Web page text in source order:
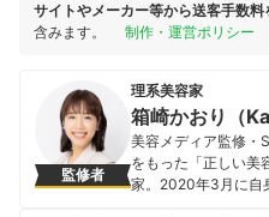
サイトやメーカー等から送客手数料
含みます。
制作・運営ポリシー
監修者
理系美容家
箱崎かおり（
美容メディア監修・
をもった「正しい美
家。2020年3月に自